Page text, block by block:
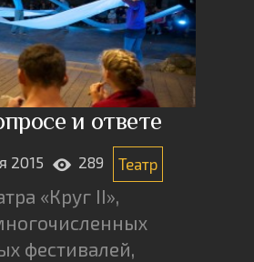
и ответе
2015 289 Театр
«Круг II»,
фестивалей,